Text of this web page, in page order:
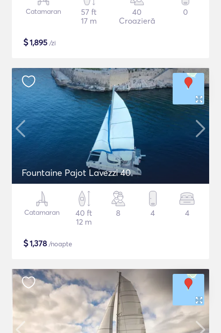
Catamaran
57 ft
17 m
40
Croazieră
0
$1,895 /zi
Fountaine Pajot Lavezzi 40
Catamaran
40 ft
12 m
8 4 4
$1,378 /noapte